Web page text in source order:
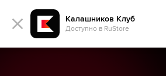
Калашников Клуб
Доступно в RuStore